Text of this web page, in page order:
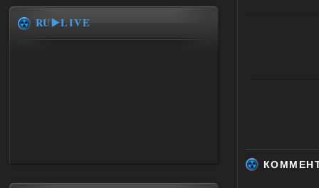
RU▶️LIVE